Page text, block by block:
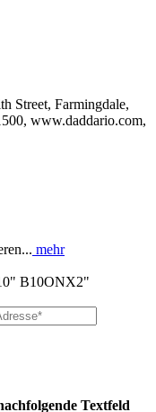
Street, Farmingdale,
www.daddario.com,
mehr
B10ONX2"
Textfeld